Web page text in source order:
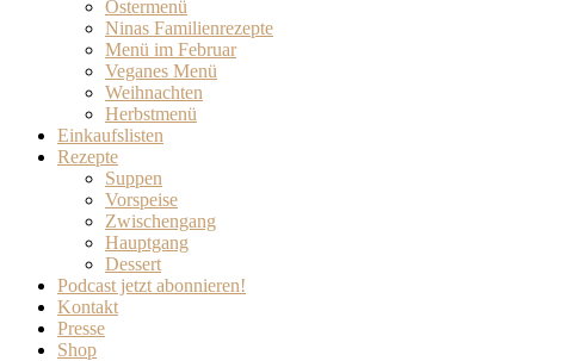
Ostermenü
Ninas Familienrezepte
Menü im Februar
Veganes Menü
Weihnachten
Herbstmenü
Einkaufslisten
Rezepte
Suppen
Vorspeise
Zwischengang
Hauptgang
Dessert
Podcast jetzt abonnieren!
Kontakt
Presse
Shop